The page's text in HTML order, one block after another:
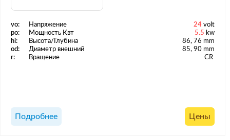
vo: Напряжение 24 volt
po:
Мощность Квт 5.5 kw
hi:
Высота/Глубина
86, 76 mm
od:
Диаметр внешний
85, 90 mm
r:
Вращение CR
Подробнее Цены